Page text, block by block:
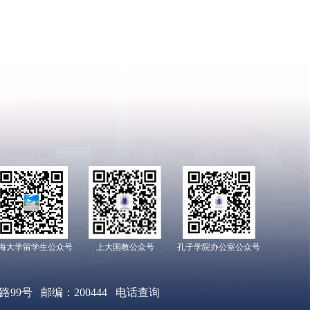
大学留学生公众号 上大国教公众号 孔子学院办公室公众号
99号 邮编：200444 电话查询